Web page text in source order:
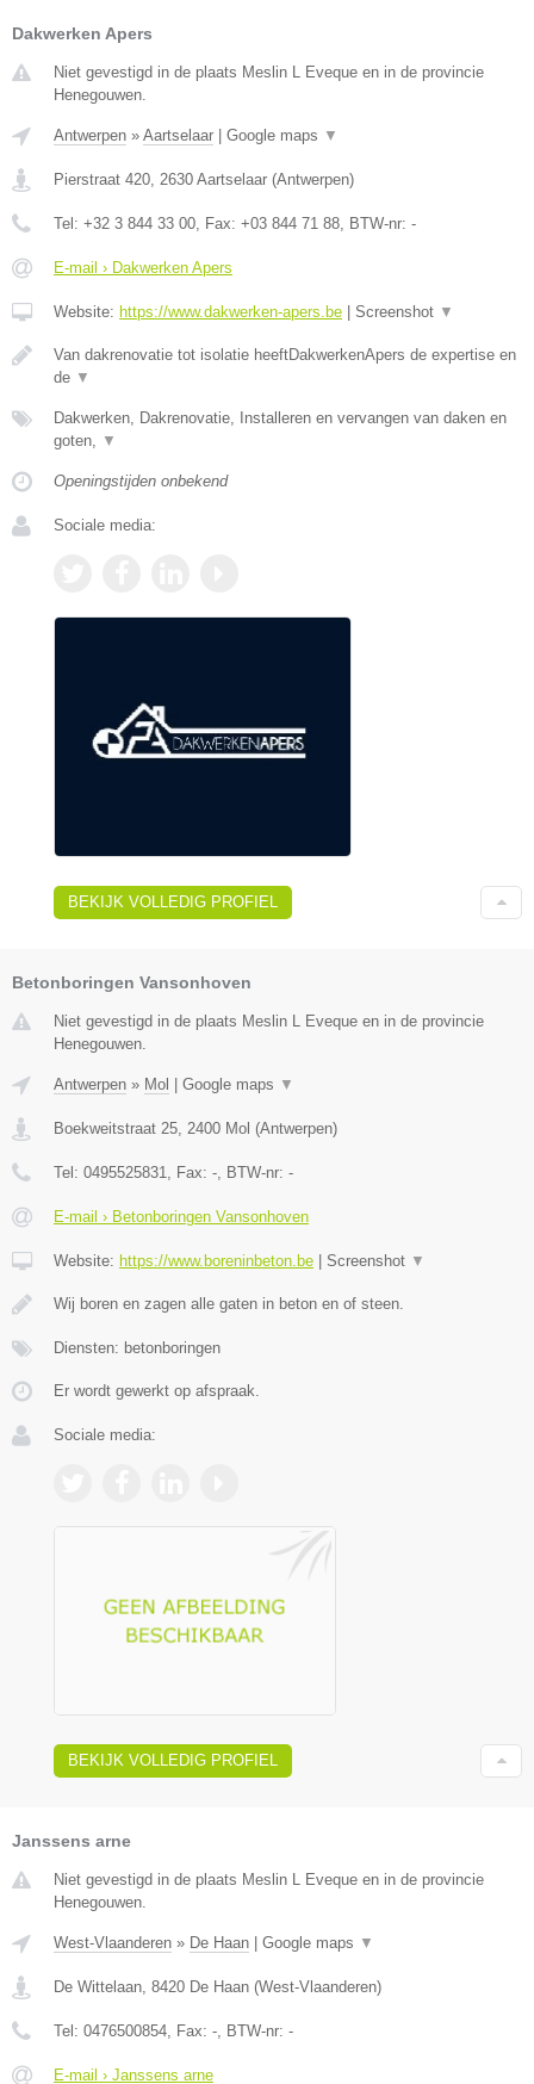
Dakwerken Apers
Niet gevestigd in de plaats Meslin L Eveque en in de provincie
Henegouwen.
Antwerpen » Aartselaar | Google maps ▼
Pierstraat 420 2630 Aartselaar (Antwerpen)
Tel: +32 3 844 33 00 , Fax: +03 844 71 88 , BTW-nr: -
E-mail › Dakwerken Apers
Website: https://www.dakwerken-apers.be | Screenshot ▼
Van dakrenovatie tot isolatie heeftDakwerkenApers de expertise en
de ▼
Dakwerken, Dakrenovatie, Installeren en vervangen van daken en
goten,
▼
Openingstijden onbekend
Sociale media:
BEKIJK VOLLEDIG PROFIEL
Betonboringen Vansonhoven
Niet gevestigd in de plaats Meslin L Eveque en in de provincie
Henegouwen.
Antwerpen » Mol Google maps ▼
Boekweitstraat 25, 2400 Mol (Antwerpen)
Tel: 0495525831, Fax: -, BTW-nr: -
E-mail › Betonboringen Vansonhoven
Website: https://www.boreninbeton.be Screenshot ▼
Wij boren en zagen alle gaten in beton en of steen.
Diensten: betonboringen
Er wordt gewerkt op afspraak.
Sociale media:
BEKIJK VOLLEDIG PROFIEL
Janssens arne
Niet gevestigd in de plaats Meslin L Eveque en in de provincie
Henegouwen.
West-Vlaanderen » De Haan | Google maps ▼
De Wittelaan 8420 De Haan (West-Vlaanderen)
Tel: 0476500854 , Fax: - , BTW-nr: -
E-mail › Janssens arne